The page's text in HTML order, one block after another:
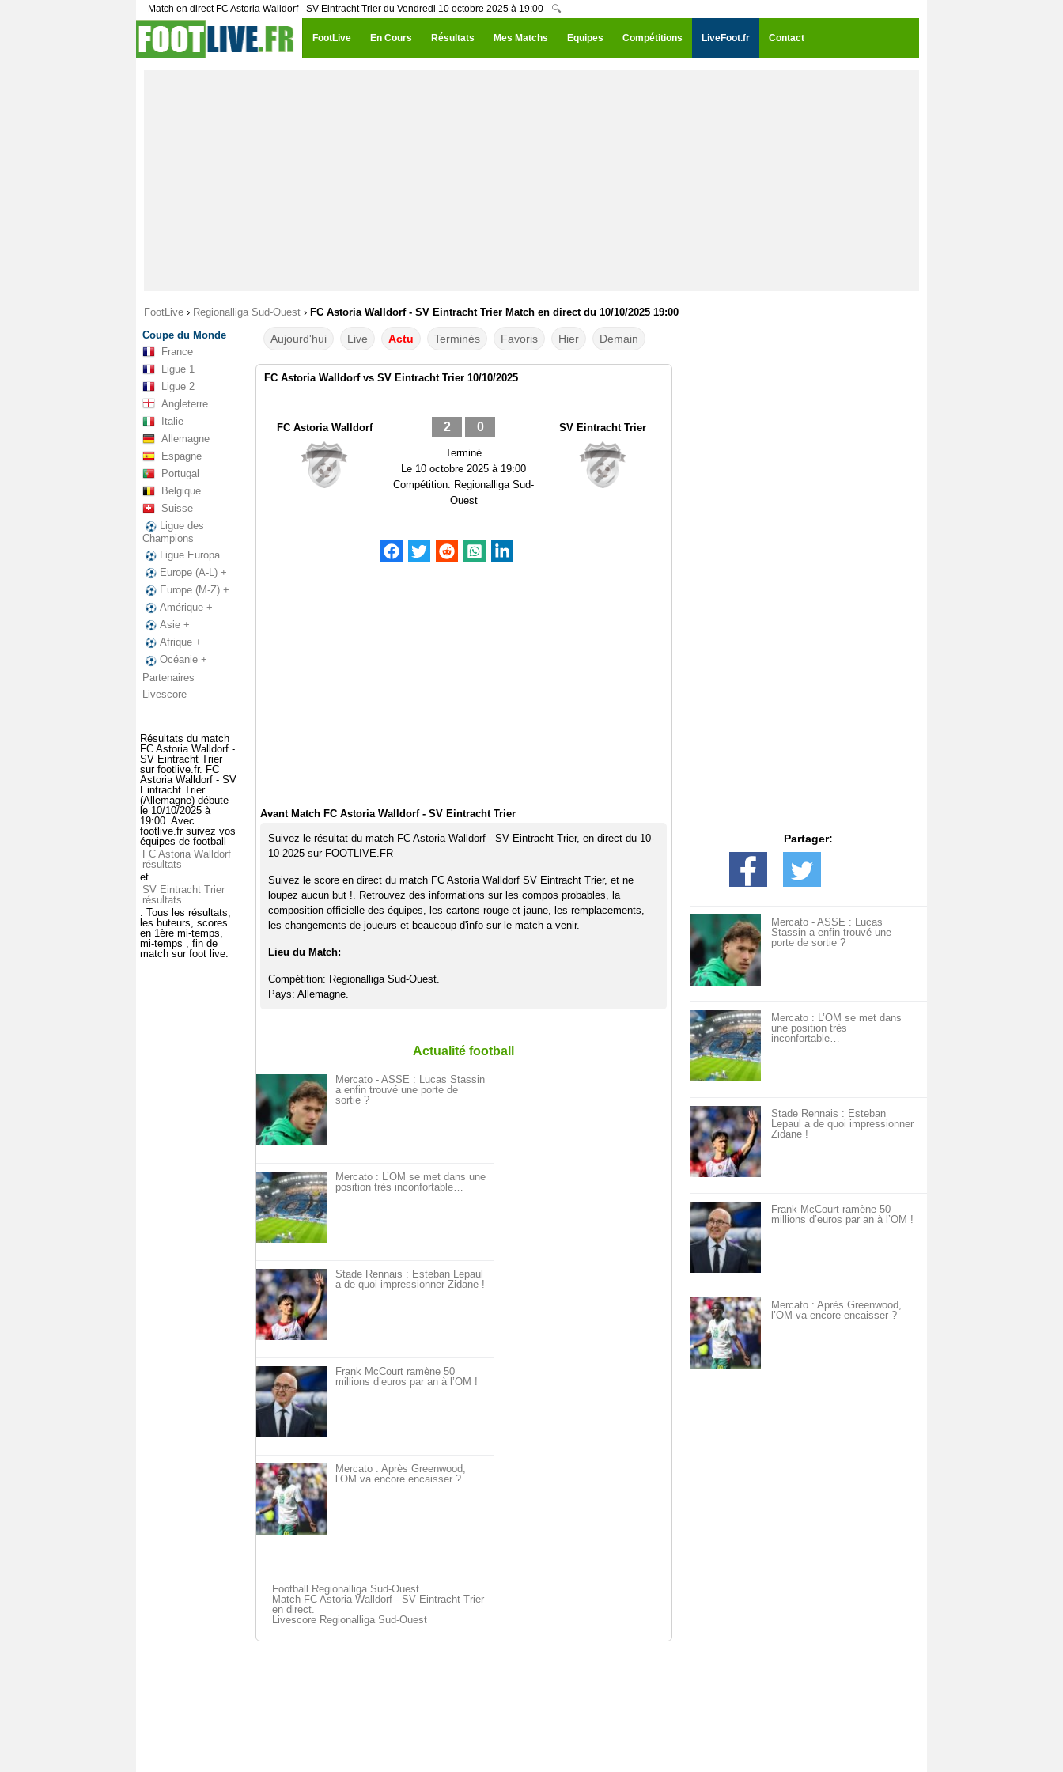
Match en direct FC Astoria Walldorf - SV Eintracht Trier du Vendredi 10 octobre 2025 à 19:00 🔍
FootLive En Cours Résultats Mes Matchs Equipes Compétitions LiveFoot.fr Contact
FootLive › Regionalliga Sud-Ouest › FC Astoria Walldorf - SV Eintracht Trier Match en direct du 10/10/2025 19:00
Coupe du Monde
France
Ligue 1
Ligue 2
Angleterre
Italie
Allemagne
Espagne
Portugal
Belgique
Suisse
Ligue des
Champions
Ligue Europa
Europe (A-L) +
Europe (M-Z) +
Amérique +
Asie +
Afrique +
Océanie +
Partenaires
Livescore
Résultats du match
FC Astoria Walldorf -
SV Eintracht Trier
sur footlive.fr. FC
Astoria Walldorf - SV
Eintracht Trier
(Allemagne) débute
le 10/10/2025 à
19:00. Avec
footlive.fr suivez vos
équipes de football
FC Astoria Walldorf
résultats
et
SV Eintracht Trier
résultats
. Tous les résultats,
les buteurs, scores
en 1ère mi-temps,
mi-temps , fin de
match sur foot live.
Aujourd'hui Live Actu Terminés Favoris Hier Demain
FC Astoria Walldorf vs SV Eintracht Trier 10/10/2025
FC Astoria Walldorf 2 0
Terminé
Le 10 octobre 2025 à 19:00
Compétition: Regionalliga Sud-
Ouest
SV Eintracht Trier
Avant Match FC Astoria Walldorf - SV Eintracht Trier
Suivez le résultat du match FC Astoria Walldorf - SV Eintracht Trier, en direct du 10-
10-2025 sur FOOTLIVE.FR
Suivez le score en direct du match FC Astoria Walldorf SV Eintracht Trier, et ne
loupez aucun but !. Retrouvez des informations sur les compos probables, la
composition officielle des équipes, les cartons rouge et jaune, les remplacements,
les changements de joueurs et beaucoup d'info sur le match a venir.
Lieu du Match:
Compétition: Regionalliga Sud-Ouest.
Pays: Allemagne.
Actualité football
Mercato - ASSE : Lucas Stassin
a enfin trouvé une porte de
sortie ?
Mercato : L’OM se met dans une
position très inconfortable…
Stade Rennais : Esteban Lepaul
a de quoi impressionner Zidane !
Frank McCourt ramène 50
millions d’euros par an à l’OM !
Mercato : Après Greenwood,
l’OM va encore encaisser ?
Football Regionalliga Sud-Ouest
Match FC Astoria Walldorf - SV Eintracht Trier
en direct.
Livescore Regionalliga Sud-Ouest
Partager:
Mercato - ASSE : Lucas
Stassin a enfin trouvé une
porte de sortie ?
Mercato : L’OM se met dans
une position très
inconfortable…
Stade Rennais : Esteban
Lepaul a de quoi impressionner
Zidane !
Frank McCourt ramène 50
millions d’euros par an à l’OM !
Mercato : Après Greenwood,
l’OM va encore encaisser ?